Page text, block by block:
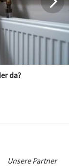
da?
Unsere Partner